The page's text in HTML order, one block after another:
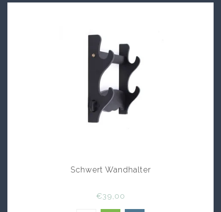
Schwert Wandhalter
€39,00